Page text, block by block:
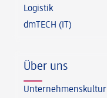
Logistik
dmTECH (IT)
Über uns
Unternehmenskultur